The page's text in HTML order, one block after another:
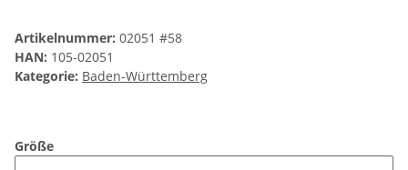
Artikelnummer: 02051 #58
HAN: 105-02051
Kategorie: Baden-Württemberg
Größe